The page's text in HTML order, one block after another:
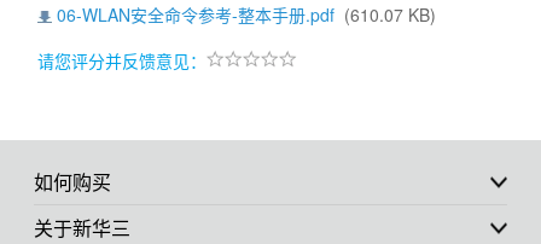
06-WLAN安全命令参考-整本手册.pdf (610.07 KB)
请您评分并反馈意见：
如何购买
关于新华三